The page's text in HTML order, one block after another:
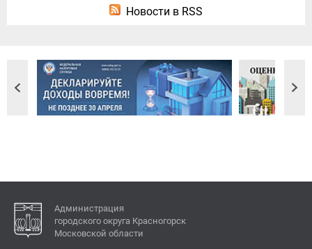
Новости в RSS
Администрация
городского округа Красногорск
Московской области